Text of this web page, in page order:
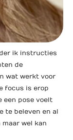
ik instructies
de
wat werkt voor
focus is erop
een pose voelt
te beleven en al
wel kan